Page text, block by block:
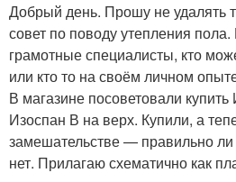
Добрый день. Прошу не удалять
совет по поводу утепления пола.
грамотные специалисты, кто
или кто то на своём личном
В магазине посоветовали
Изоспан В на верх. Купили, а
замешательстве — правильно ли
нет. Прилагаю схематично как